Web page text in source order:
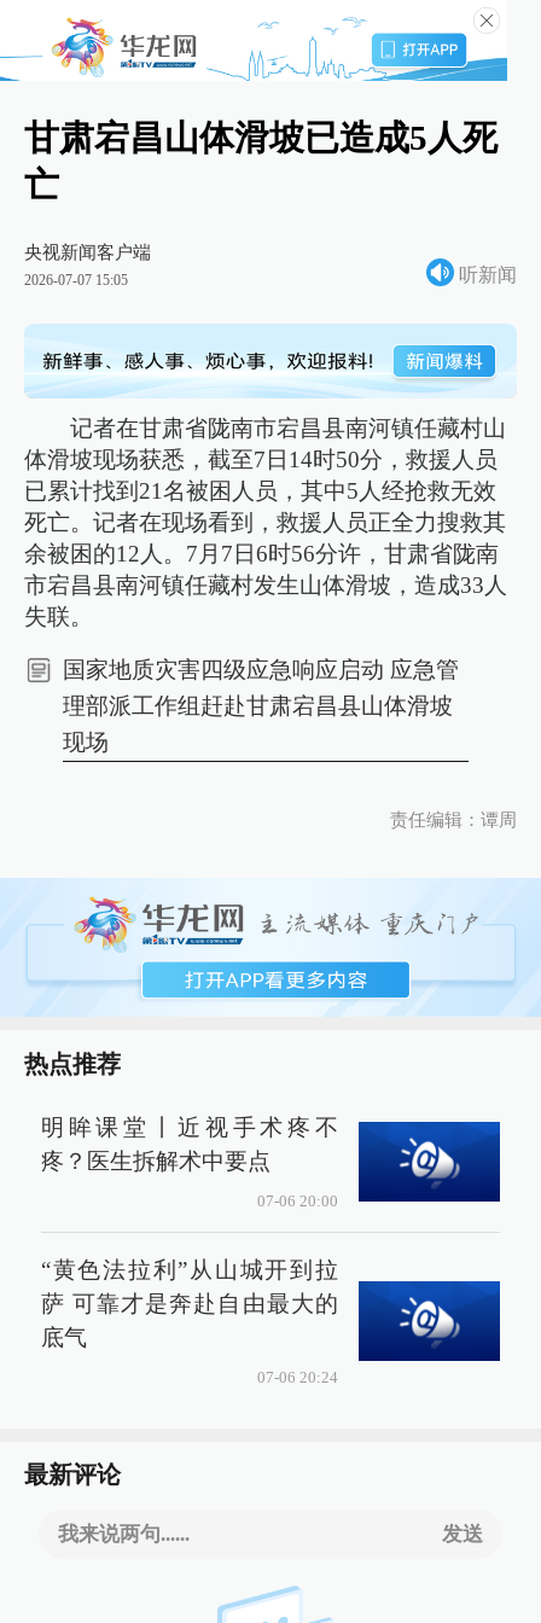
甘肃宕昌山体滑坡已造成5人死
亡
央视新闻客户端
2026-07-07 15:05 听新闻
记者在甘肃省陇南市宕昌县南河镇任藏村山
体滑坡现场获悉，截至7日14时50分，救援人员
已累计找到21名被困人员，其中5人经抢救无效
死亡。记者在现场看到，救援人员正全力搜救其
余被困的12人。7月7日6时56分许，甘肃省陇南
市宕昌县南河镇任藏村发生山体滑坡，造成33人
失联。
国家地质灾害四级应急响应启动 应急管
理部派工作组赶赴甘肃宕昌县山体滑坡
现场
责任编辑：谭周
热点推荐
明眸课堂丨近视手术疼不
疼？医生拆解术中要点
07-06 20:00
“黄色法拉利”从山城开到拉
萨 可靠才是奔赴自由最大的
底气
07-06 20:24
最新评论
我来说两句...... 发送